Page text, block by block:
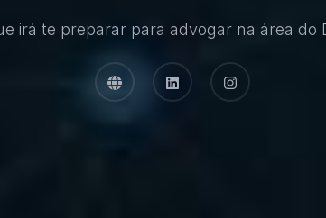
irá te preparar para advogar na área